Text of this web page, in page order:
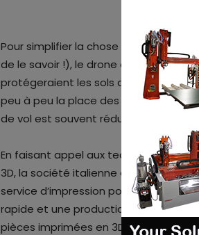
Pour simplifier la chose à ceux qui ne
de le savoir !), le drone est très
protégeraient les sols de toute sorte
peu à peu la place des engins
de vol est souvent réduit.
En faisant appel aux techniques de
3D, la société italienne exploite la
service d’impression pour réaliser un
rapide et une production partielle
pièces imprimées en 3D à usage final